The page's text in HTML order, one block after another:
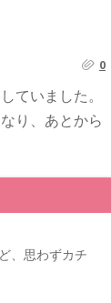
0
ていました。
り、あとから
、思わずカチ